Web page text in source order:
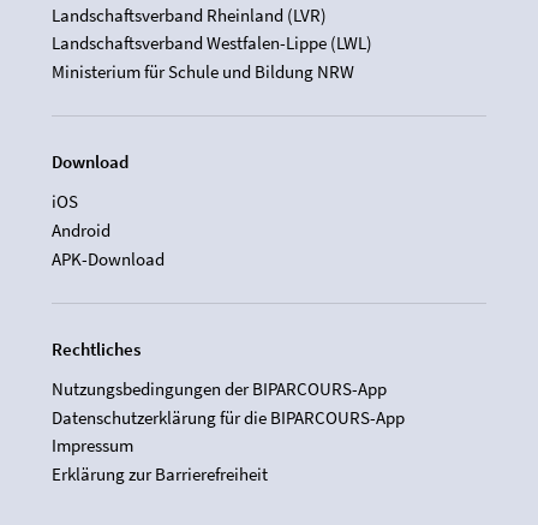
Landschaftsverband Rheinland (LVR)
Landschaftsverband Westfalen-Lippe (LWL)
Ministerium für Schule und Bildung NRW
Download
iOS
Android
APK-Download
Rechtliches
Nutzungsbedingungen der BIPARCOURS-App
Datenschutzerklärung für die BIPARCOURS-App
Impressum
Erklärung zur Barrierefreiheit